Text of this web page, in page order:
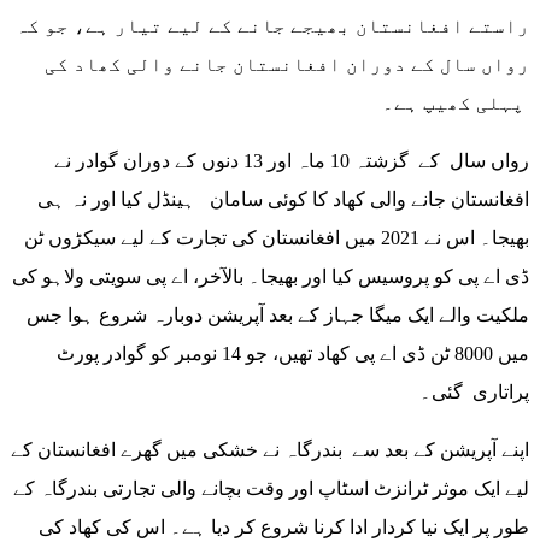
راستے افغانستان بھیجے جانے کے لیے تیار ہے، جو کہ
رواں سال کے دوران افغانستان جانے والی کھاد کی
افغانستان جانے والی کھاد کا کوئی سامان ہینڈل کیا اور نہ ہی
بھیجا۔ اس نے 2021 میں افغانستان کی تجارت کے لیے سیکڑوں ٹن
ڈی اے پی کو پروسیس کیا اور بھیجا۔ بالآخر، اے پی سویتی ولاہو کی
ملکیت والے ایک میگا جہاز کے بعد آپریشن دوبارہ شروع ہوا جس
میں 8000 ٹن ڈی اے پی کھاد تھیں، جو 14 نومبر کو گوادر پورٹ
پراتاری گئی۔
اپنے آپریشن کے بعد سے بندرگاہ نے خشکی میں گھرے افغانستان کے
لیے ایک موثر ٹرانزٹ اسٹاپ اور وقت بچانے والی تجارتی بندرگاہ کے
طور پر ایک نیا کردار ادا کرنا شروع کر دیا ہے۔ اس کی کھاد کی